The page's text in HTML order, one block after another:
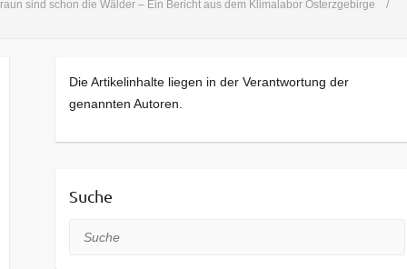
sind schon die Wälder – Ein Bericht aus dem Klimalabor Osterzgebirge
Die Artikelinhalte liegen in der Verantwortung der
genannten Autoren.
Suche
Suche